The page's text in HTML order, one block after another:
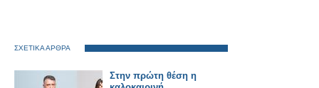
ΣΧΕΤΙΚΑ ΑΡΘΡΑ
Στην πρώτη θέση η